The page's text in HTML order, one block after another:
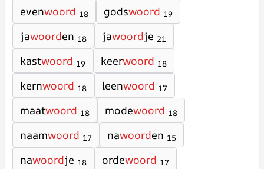
evenwoord 18 godswoord 19
jawoorden 18 jawoordje 21
kastwoord 19 keerwoord 18
kernwoord 18 leenwoord 17
maatwoord 18 modewoord 18
naamwoord 17 nawoorden 15
nawoordje 18 ordewoord 17